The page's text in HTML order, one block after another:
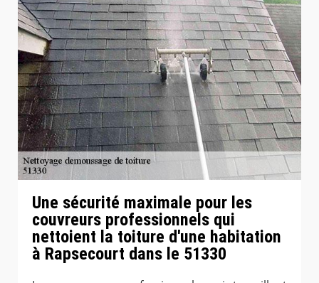
Une sécurité maximale pour les
couvreurs professionnels qui
nettoient la toiture d'une habitation
à Rapsecourt dans le 51330